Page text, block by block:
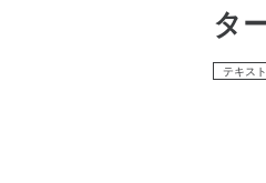
タ
テキスト